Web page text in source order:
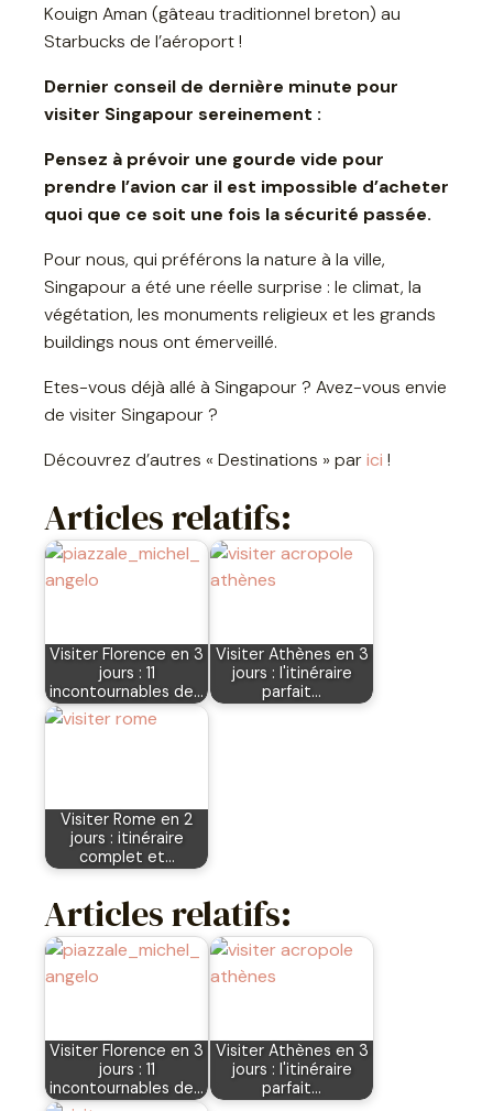
Kouign Aman (gâteau traditionnel breton) au
Starbucks de l’aéroport !
Dernier conseil de dernière minute pour
visiter Singapour sereinement :
Pensez à prévoir une gourde vide pour
prendre l’avion car il est impossible d’acheter
quoi que ce soit une fois la sécurité passée.
Pour nous, qui préférons la nature à la ville,
Singapour a été une réelle surprise : le climat, la
végétation, les monuments religieux et les grands
buildings nous ont émerveillé.
Etes-vous déjà allé à Singapour ? Avez-vous envie
de visiter Singapour ?
Découvrez d’autres « Destinations » parici !
Articles relatifs:
Visiter Florence en 3
jours : 11
incontournables de…
Visiter Athènes en 3
jours : l'itinéraire
parfait…
Visiter Rome en 2
jours : itinéraire
complet et…
Articles relatifs:
Visiter Florence en 3
jours : 11
incontournables de…
Visiter Athènes en 3
jours : l'itinéraire
parfait…